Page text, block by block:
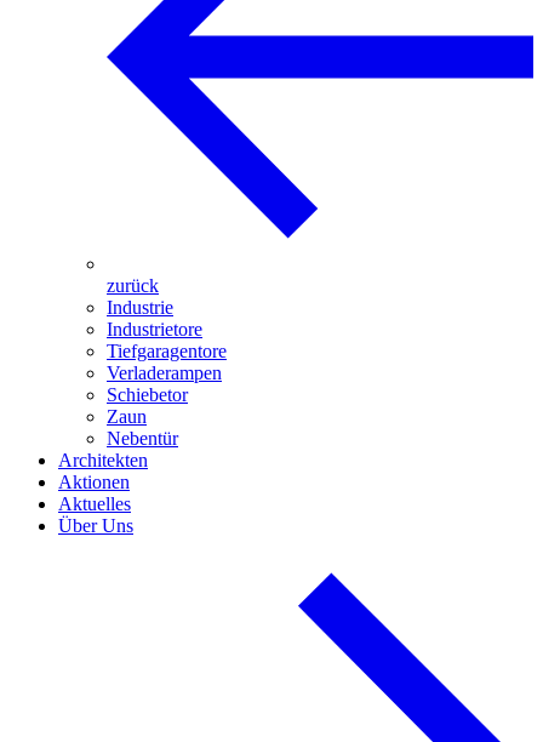
zurück
Industrie
Industrietore
Tiefgaragentore
Verladerampen
Schiebetor
Zaun
Nebentür
Architekten
Aktionen
Aktuelles
Über Uns